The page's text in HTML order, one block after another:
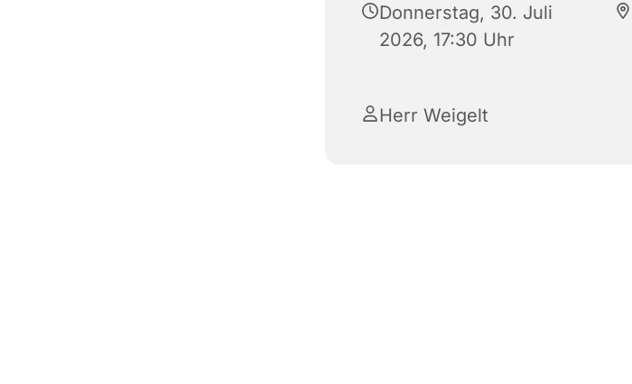
Donnerstag, 30. Juli
2026, 17:30 Uhr
Herr Weigelt